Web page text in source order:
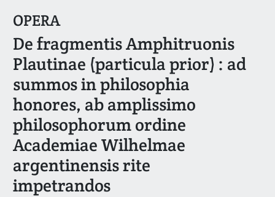
OPERA
De fragmentis Amphitruonis
Plautinae (particula prior) : ad
summos in philosophia
honores, ab amplissimo
philosophorum ordine
Academiae Wilhelmae
argentinensis rite
impetrandos